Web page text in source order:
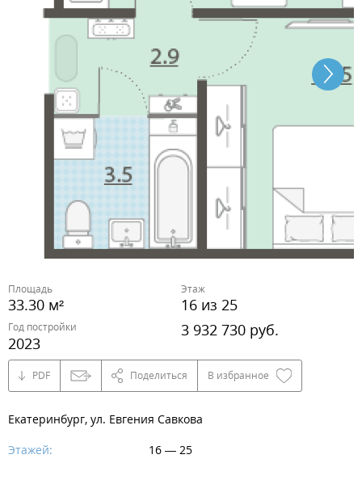
Площадь
33.30 м²
Этаж
16 из 25
Год постройки
2023
3 932 730 руб.
PDF Поделиться В избранное
Екатеринбург, ул. Евгения Савкова
Этажей:
16 — 25